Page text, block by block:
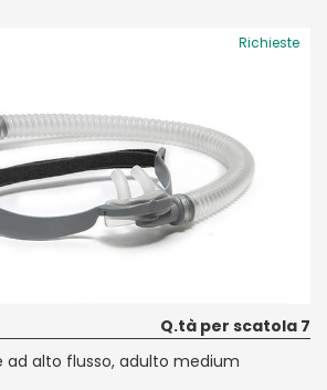
Richieste
Q.tà per scatola 7
alto flusso, adulto medium